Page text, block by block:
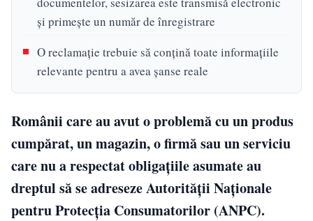
și primește un număr de înregistrare
O reclamație trebuie să conțină toate informațiile
relevante pentru a avea șanse reale
Românii care au avut o problemă cu un produs
cumpărat, un magazin, o firmă sau un serviciu
care nu a respectat obligațiile asumate au
dreptul să se adreseze Autorității Naționale
pentru Protecția Consumatorilor (ANPC).